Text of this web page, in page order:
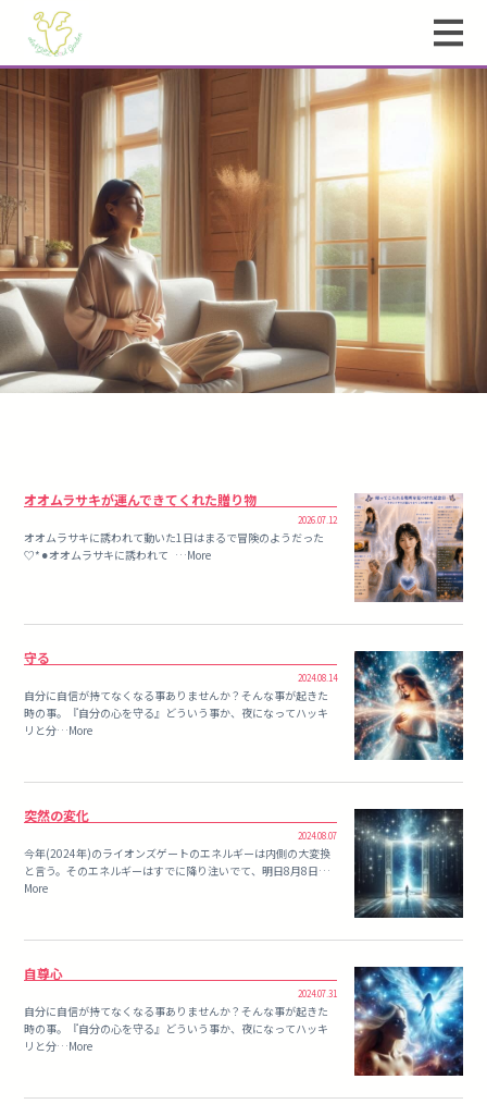
オオムラサキが運んできてくれた贈り物
2026.07.12
オオムラサキに誘われて動いた1日はまるで冒険のようだった
♡*⚫︎オオムラサキに誘われて …More
守る
2024.08.14
自分に自信が持てなくなる事ありませんか？そんな事が起きた
時の事。『自分の心を守る』どういう事か、夜になってハッキ
リと分…More
突然の変化
2024.08.07
今年(2024年)のライオンズゲートのエネルギーは内側の大変換
と言う。そのエネルギーはすでに降り注いでて、明日8月8日…
More
自尊心
2024.07.31
自分に自信が持てなくなる事ありませんか？そんな事が起きた
時の事。『自分の心を守る』どういう事か、夜になってハッキ
リと分…More